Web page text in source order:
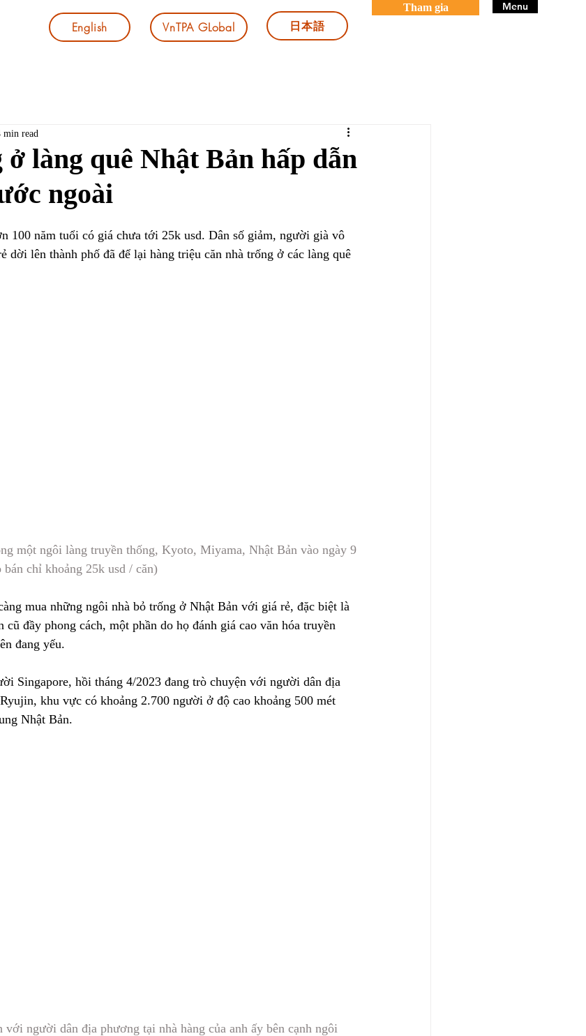
English VnTPA GLobal 日本語
Menu
Tham gia
làng quê Nhật Bản hấp dẫn
ngoài
min read
100 năm tuổi có giá chưa tới 25k usd. Dân số giảm, người già vô
dời lên thành phố đã để lại hàng triệu căn nhà trống ở các làng quê
một ngôi làng truyền thống, Kyoto, Miyama, Nhật Bản vào ngày 9
chỉ khoảng 25k usd / căn)
mua những ngôi nhà bỏ trống ở Nhật Bản với giá rẻ, đặc biệt là
đầy phong cách, một phần do họ đánh giá cao văn hóa truyền
đang yếu.
Singapore, hồi tháng 4/2023 đang trò chuyện với người dân địa
khu vực có khoảng 2.700 người ở độ cao khoảng 500 mét
Nhật Bản.
người dân địa phương tại nhà hàng của anh ấy bên cạnh ngôi